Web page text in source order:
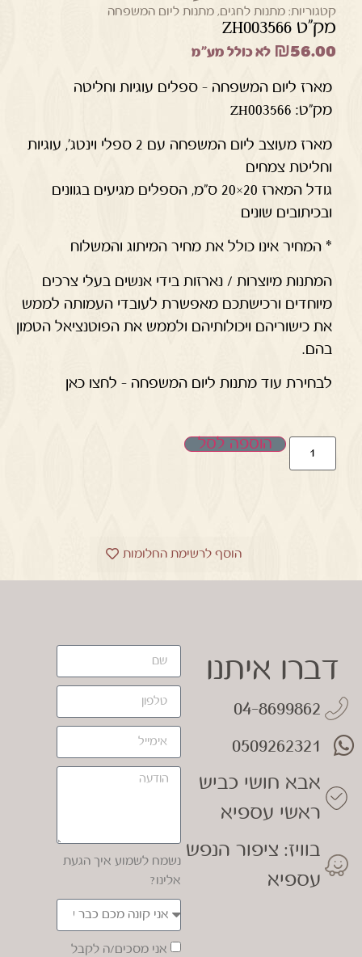
קטגוריות: מתנות לחגים,מתנות ליום המשפחה
מק"ט ZH003566
₪56.00 לא כולל מע"מ
מארז ליום המשפחה – ספלים עוגיות וחליטה
מק"ט: ZH003566
מארז מעוצב ליום המשפחה עם 2 ספלי וינטג', עוגיות
וחליטת צמחים
גודל המארז 20×20 ס"מ, הספלים מגיעים בגוונים
ובכיתובים שונים
* המחיר אינו כולל את מחיר המיתוג והמשלוח
המתנות מיוצרות / נארזות בידי אנשים בעלי צרכים
מיוחדים ורכישתכם מאפשרת לעובדי העמותה לממש
את כישוריהם ויכולותיהם ולממש את הפוטנציאל הטמון
בהם.
לבחירת עוד מתנות ליום המשפחה – לחצו כאן
הוספה לסל
הוסף לרשימת החלומות
דברו איתנו
04-8699862
0509262321
אבא חושי כביש
ראשי עספיא
בוויז: ציפור הנפש
עספיא
נשמח לשמוע איך הגעת
אלינו?
אני מסכים/ה לקבל